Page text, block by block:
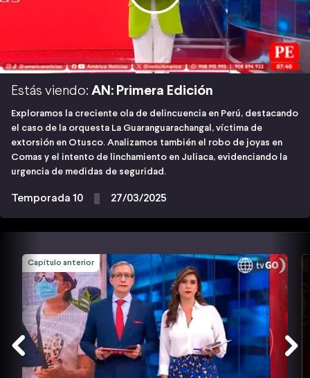
Estás viendo: AN: Primera Edición
Exploramos la creciente ola de delincuencia en Perú, destacando
el caso de la orquesta La Guaranguarachangal, víctima de
extorsión en Otusco. Analizamos también el robo de joyas en
Comas y el intento de linchamiento en Juliaca, evidenciando la
urgencia de medidas de seguridad.
Temporada 10 27/03/2025
Capítulo anterior